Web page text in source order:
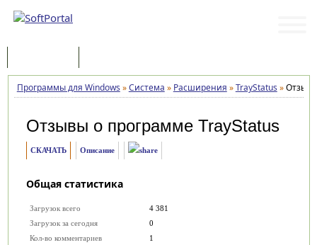
Программы для Windows »Система » Расширения »TrayStatus »
Отзывы о программе TrayStatus
СКАЧАТЬ Описание
Общая статистика
Загрузок всего
4 381
Загрузок за сегодня
0
Кол-во комментариев
1